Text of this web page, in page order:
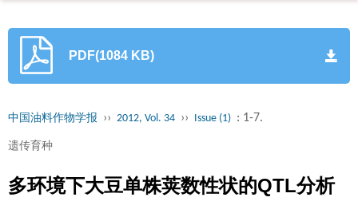
航
切
PDF(1084 KB)
中国油料作物学报 ›› 2012, Vol. 34 ›› Issue (1) : 1-7.
遗传育种
多环境下大豆单株荚数性状的QTL分析